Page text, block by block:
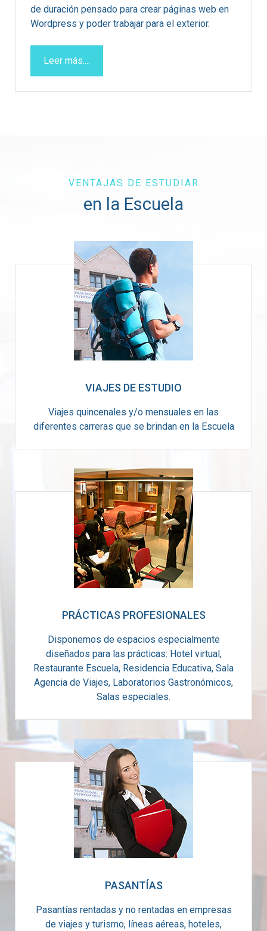
de duración pensado para crear páginas web en
Wordpress y poder trabajar para el exterior.
Leer más....
VENTAJAS DE ESTUDIAR
en la Escuela
VIAJES DE ESTUDIO
Viajes quincenales y/o mensuales en las
diferentes carreras que se brindan en la Escuela
PRÁCTICAS PROFESIONALES
Disponemos de espacios especialmente
diseñados para las prácticas: Hotel virtual,
Restaurante Escuela, Residencia Educativa, Sala
Agencia de Viajes, Laboratorios Gastronómicos,
Salas especiales.
PASANTÍAS
Pasantías rentadas y no rentadas en empresas
de viajes y turismo, líneas aéreas, hoteles,